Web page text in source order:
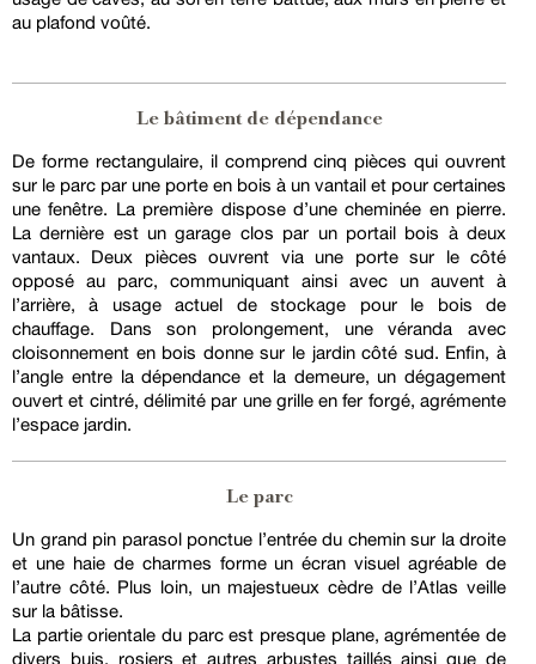
au plafond voûté.
Le bâtiment de dépendance
De forme rectangulaire, il comprend cinq pièces qui ouvrent
sur le parc par une porte en bois à un vantail et pour certaines
une fenêtre. La première dispose d’une cheminée en pierre.
La dernière est un garage clos par un portail bois à deux
vantaux. Deux pièces ouvrent via une porte sur le côté
opposé au parc, communiquant ainsi avec un auvent à
l’arrière, à usage actuel de stockage pour le bois de
chauffage. Dans son prolongement, une véranda avec
cloisonnement en bois donne sur le jardin côté sud. Enfin, à
l’angle entre la dépendance et la demeure, un dégagement
ouvert et cintré, délimité par une grille en fer forgé, agrémente
l’espace jardin.
Le parc
Un grand pin parasol ponctue l’entrée du chemin sur la droite
et une haie de charmes forme un écran visuel agréable de
l’autre côté. Plus loin, un majestueux cèdre de l’Atlas veille
sur la bâtisse.
La partie orientale du parc est presque plane, agrémentée de
divers buis, rosiers et autres arbustes taillés ainsi que de